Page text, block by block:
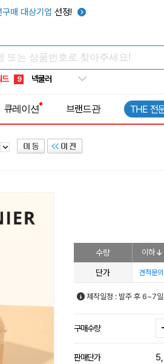
매 대상기업 선정!
드
5 키캡
8 쿨토시
9 넥쿨러
1 선풍기
큐레이션 브랜드관 THE 전
수량 이하
단가 견적문의
제작일정 : 발주 후 6~7
구매수량
판매단가